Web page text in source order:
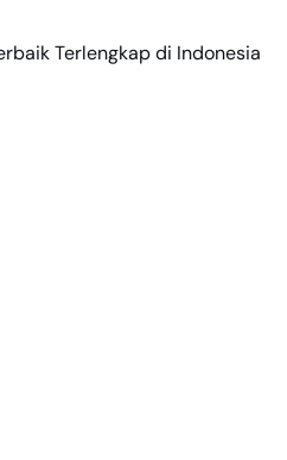
Terlengkap di Indonesia